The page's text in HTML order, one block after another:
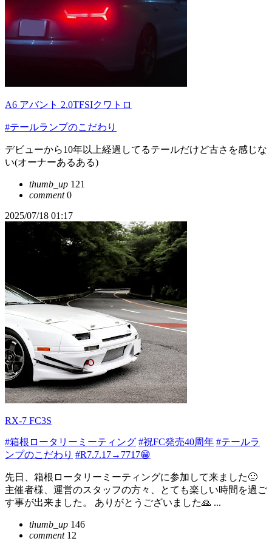
A6 アバント 2.0TFSIクワトロ
#テールランプのこだわり
デビューから10年以上経過してるテールだけど古さを感じな
い(オーナーあるある)
thumb_up 121
comment0
2025/07/18 01:17
RX-7 FC3S
#箱根ロータリーミーティング #祝FC発売40周年 #テールラ
ンプのこだわり #R7.7.17→7717😁
先日、箱根ロータリーミーティングに参加して来ました🙂
主催者様、運営のスタッフの方々、とても楽しい時間を過ご
す事が出来ました。 ありがとうございました🙏 ...
thumb_up 146
comment12